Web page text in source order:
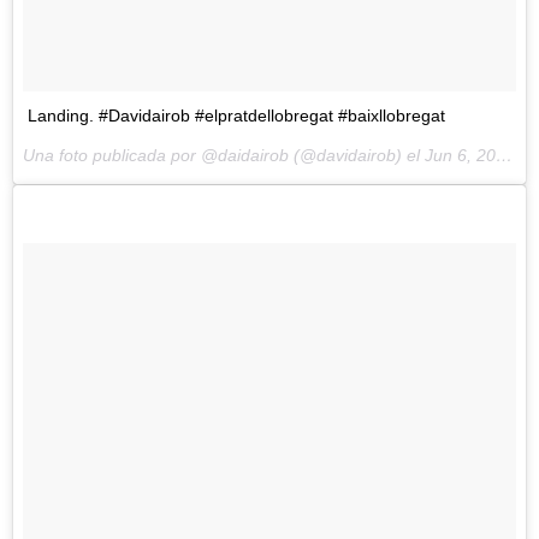
Landing. #Davidairob #elpratdellobregat #baixllobregat
Una foto publicada por @daidairob (@davidairob) el Jun 6, 2014 at 10:42 PDT